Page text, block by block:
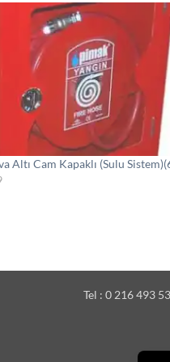
Altı Cam Kapaklı (Sulu
Tel : 0 216 493